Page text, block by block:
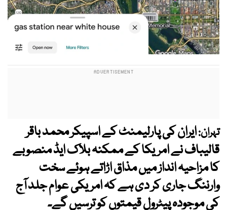
تہران:ایران کی پارلیمنٹ کے اسپیکر محمد باقر
قالیباف نے امریکا کے ممکنہ بلاک ایڈ منصوبے
کا مزاحیہ انداز میں مذاق اڑاتے ہوئے سخت
وارننگ جاری کر دی ہے کہ امریکی عوام جلد آج
کی موجودہ پیٹرول قیمتوں کو ترسیں گے۔